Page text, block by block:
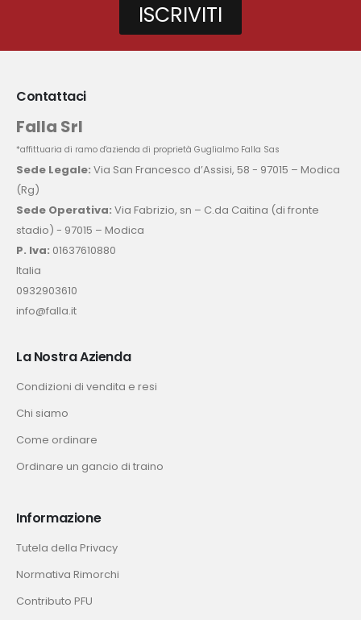
ISCRIVITI
Contattaci
Falla Srl
*affittuaria di ramo d'azienda di proprietà Guglialmo Falla Sas
Sede Legale: Via San Francesco d’Assisi, 58 - 97015 – Modica
(Rg)
Sede Operativa: Via Fabrizio, sn – C.da Caitina (di fronte
stadio) - 97015 – Modica
P. Iva: 01637610880
Italia
0932903610
info@falla.it
La Nostra Azienda
Condizioni di vendita e resi
Chi siamo
Come ordinare
Ordinare un gancio di traino
Informazione
Tutela della Privacy
Normativa Rimorchi
Contributo PFU